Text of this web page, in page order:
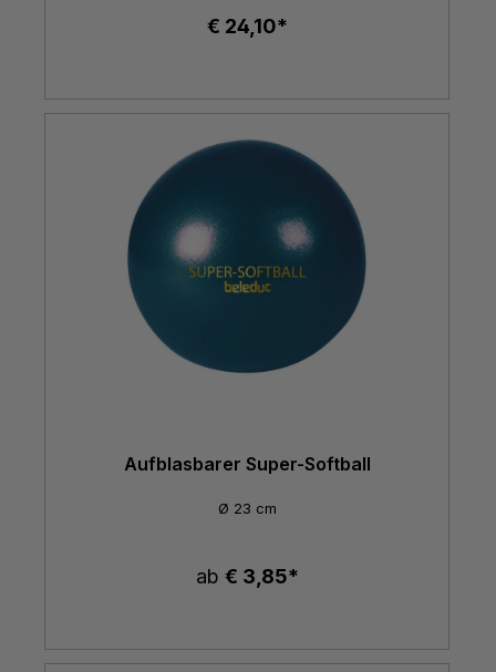
€ 24,10*
Aufblasbarer Super-Softball
Ø 23 cm
ab € 3,85*